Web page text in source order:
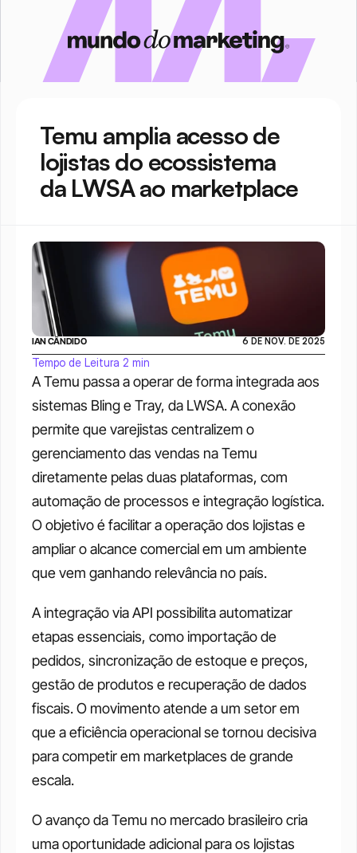
Temu amplia acesso de
lojistas do ecossistema
da LWSA ao marketplace
A Temu passa a operar de forma integrada aos
sistemas Bling e Tray, da LWSA. A conexão
permite que varejistas centralizem o
gerenciamento das vendas na Temu
diretamente pelas duas plataformas, com
automação de processos e integração logística.
O objetivo é facilitar a operação dos lojistas e
ampliar o alcance comercial em um ambiente
que vem ganhando relevância no país.
A integração via API possibilita automatizar
etapas essenciais, como importação de
pedidos, sincronização de estoque e preços,
gestão de produtos e recuperação de dados
fiscais. O movimento atende a um setor em
que a eficiência operacional se tornou decisiva
para competir em marketplaces de grande
escala.
O avanço da Temu no mercado brasileiro cria
uma oportunidade adicional para os lojistas
IAN CÂNDIDO 6 DE NOV. DE 2025
Tempo de Leitura 2 min